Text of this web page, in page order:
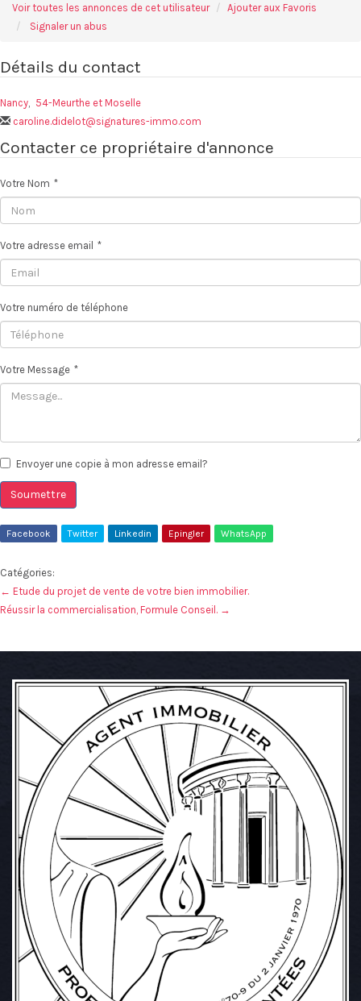
Voir toutes les annonces de cet utilisateur
Ajouter aux Favoris
Signaler un abus
Détails du contact
Nancy, 54-Meurthe et Moselle
caroline.didelot@signatures-immo.com
Contacter ce propriétaire d'annonce
Votre Nom *
Votre adresse email *
Votre numéro de téléphone
Votre Message *
Envoyer une copie à mon adresse email?
Soumettre
Facebook Twitter Linkedin Epingler WhatsApp
Catégories:
← Etude du projet de vente de votre bien immobilier.
Réussir la commercialisation, Formule Conseil. →